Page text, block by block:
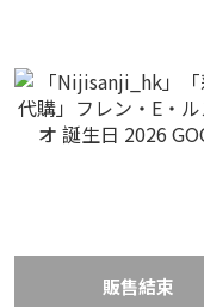
販售結束